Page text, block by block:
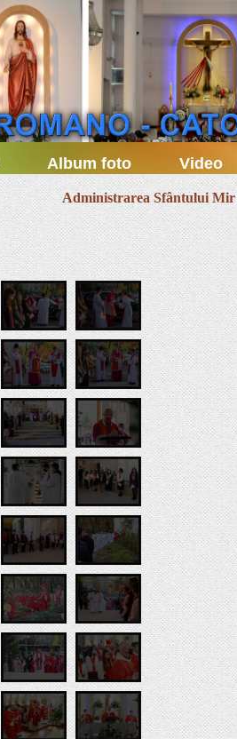
Album foto Video
Administrarea Sfântului Mir